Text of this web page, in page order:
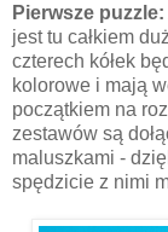
Pierwsze
jest tu całkiem
czterech kółek
kolorowe i mają
początkiem na
zestawów są
maluszkami -
spędzicie z nimi